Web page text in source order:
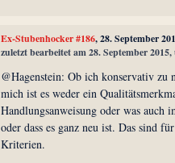
Ex-Stubenhocker #186, 28. September
zuletzt bearbeitet am 28. September
@Hagenstein: Ob ich konservativ zu
mich ist es weder ein
Handlungsanweisung oder was auch
oder dass es ganz neu ist. Das sind
Kriterien.